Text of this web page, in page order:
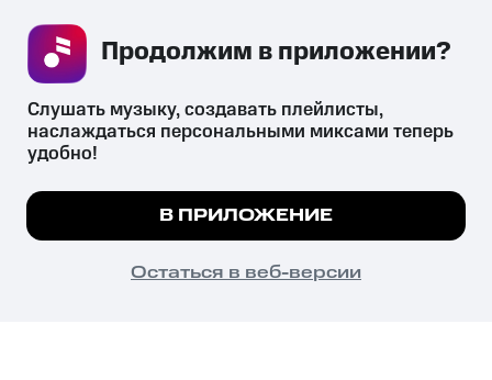
СКАЧАТЬ ПРИЛОЖЕНИЕ
психотропных веществ, их аналогов причиняет вред здоровью,
их незаконный оборот запрещён и влечёт установленную
законодательством ответственность.
© 2026 ООО «КИОН».
Все права защищены
Мы используем куки, чтобы на сайте все
Подробнее
ПОНЯТНО
Слушать музыку, создавать плейлисты,
наслаждаться персональными миксами теперь
удобно!
В ПРИЛОЖЕНИЕ
Остаться в веб-версии